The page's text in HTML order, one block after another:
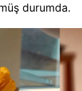
durumda.